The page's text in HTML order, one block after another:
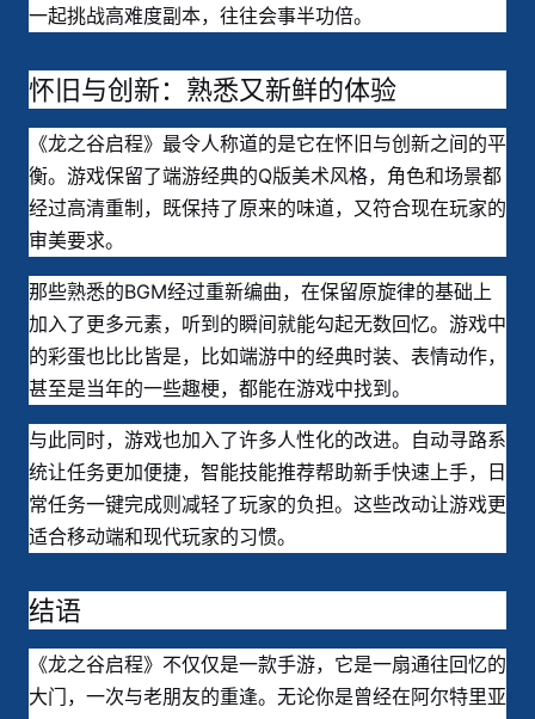
一起挑战高难度副本，往往会事半功倍。
怀旧与创新：熟悉又新鲜的体验
《龙之谷启程》最令人称道的是它在怀旧与创新之间的平
衡。游戏保留了端游经典的Q版美术风格，角色和场景都
经过高清重制，既保持了原来的味道，又符合现在玩家的
审美要求。
那些熟悉的BGM经过重新编曲，在保留原旋律的基础上
加入了更多元素，听到的瞬间就能勾起无数回忆。游戏中
的彩蛋也比比皆是，比如端游中的经典时装、表情动作，
甚至是当年的一些趣梗，都能在游戏中找到。
与此同时，游戏也加入了许多人性化的改进。自动寻路系
统让任务更加便捷，智能技能推荐帮助新手快速上手，日
常任务一键完成则减轻了玩家的负担。这些改动让游戏更
适合移动端和现代玩家的习惯。
结语
《龙之谷启程》不仅仅是一款手游，它是一扇通往回忆的
大门，一次与老朋友的重逢。无论你是曾经在阿尔特里亚